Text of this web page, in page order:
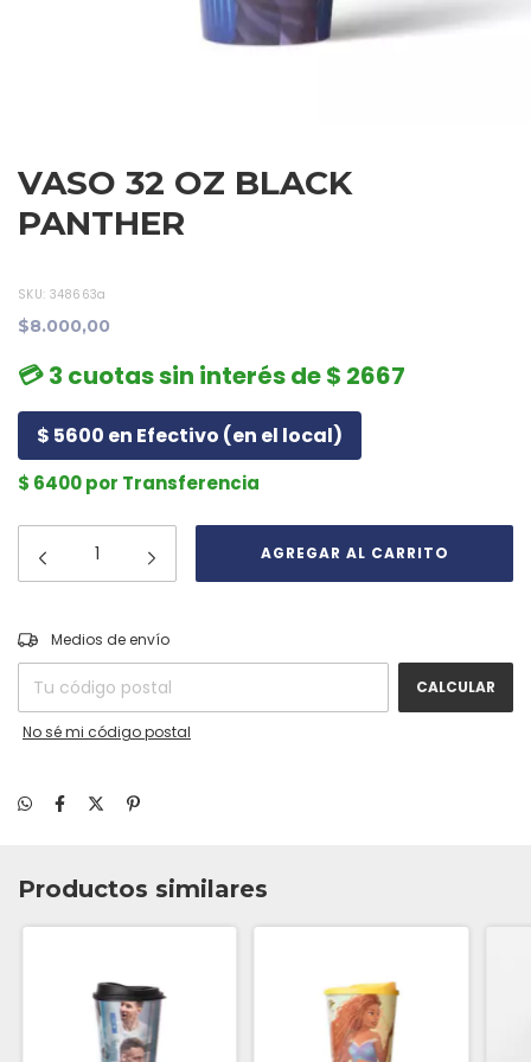
VASO 32 OZ BLACK
PANTHER
SKU: 348663a
$8.000,00
💳 3 cuotas sin interés de $ 2667
$ 5600 en Efectivo (en el local)
$ 6400 por Transferencia
Entregas para el CP:
Medios de envío
CALCULAR
No sé mi código postal
Productos similares